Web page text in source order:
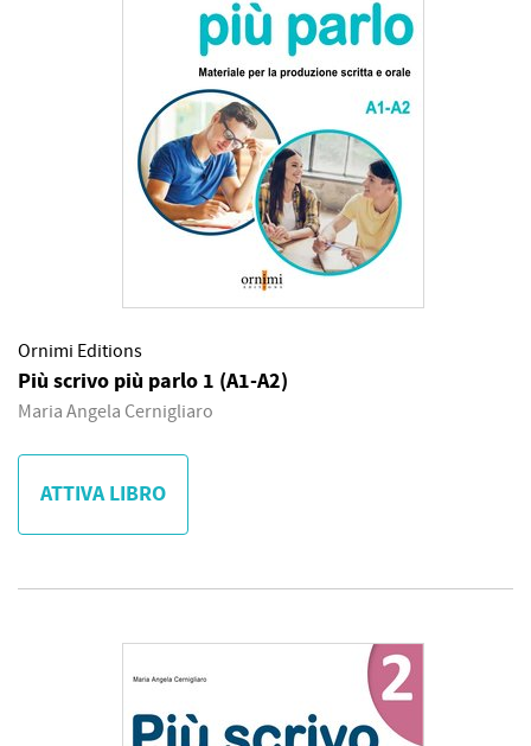
Ornimi Editions
Più scrivo più parlo 1 (A1-A2)
Maria Angela Cernigliaro
ATTIVA LIBRO